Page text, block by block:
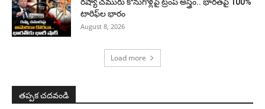
టారిఫ్‌ల భారం
August 8, 2026
Load more
తప్పక చదవండి